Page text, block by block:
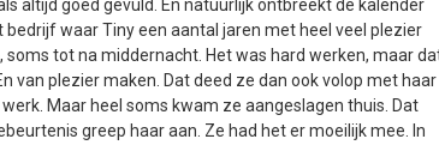
altijd goed gevuld. En natuurlijk ontbreekt de kalender
bedrijf waar Tiny een aantal jaren met heel veel plezier
tot na middernacht. Het was hard werken, maar
van plezier maken. Dat deed ze dan ook volop met haar
Maar heel soms kwam ze aangeslagen thuis. Dat
greep haar aan. Ze had het er moeilijk mee. In